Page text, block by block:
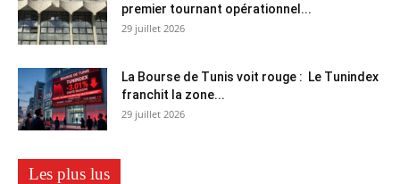
premier tournant opérationnel...
29 juillet 2026
La Bourse de Tunis voit rouge : Le Tunindex
franchit la zone...
29 juillet 2026
Les plus lus